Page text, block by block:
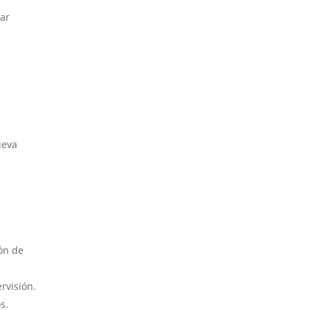
de